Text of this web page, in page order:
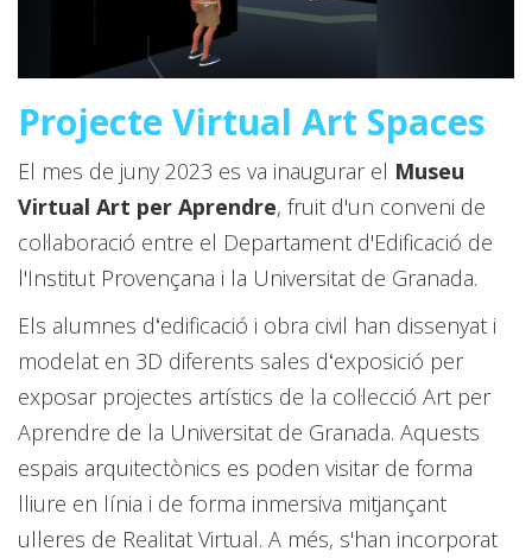
Projecte Virtual Art Spaces
El mes de juny 2023 es va inaugurar el Museu
Virtual Art per Aprendre, fruit d'un conveni de
col·laboració entre el Departament d'Edificació de
l'Institut Provençana i la Universitat de Granada.
Els alumnes dʻedificació i obra civil han dissenyat i
modelat en 3D diferents sales dʻexposició per
exposar projectes artístics de la col·lecció Art per
Aprendre de la Universitat de Granada. Aquests
espais arquitectònics es poden visitar de forma
lliure en línia i de forma inmersiva mitjançant
ulleres de Realitat Virtual. A més, s'han incorporat